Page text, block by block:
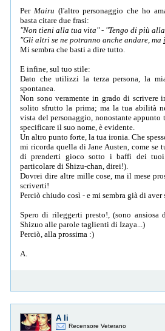
Per Mairu (l'altro personaggio che ho
basta citare due frasi:
"Non tieni alla tua vita" - "Tengo di più
"Gli altri se ne potranno anche andare, ma
Mi sembra che basti a dire tutto.
E infine, sul tuo stile:
Dato che utilizzi la terza persona, la
spontanea.
Non sono veramente in grado di scrivere
solito sfrutto la prima; ma la tua abilità
vista del personaggio, nonostante appunto
specificare il suo nome, è evidente.
Un altro punto forte, la tua ironia. Che
mi ricorda quella di Jane Austen, come se
di prenderti gioco sotto i baffi dei tuoi
particolare di Shizu-chan, direi!).
Dovrei dire altre mille cose, ma il mese
scriverti!
Perciò chiudo così - e mi sembra già di aver
Spero di rileggerti presto!, (sono ansiosa
Shizuo alle parole taglienti di Izaya...)
Perciò, alla prossima :)
A.
A li
Recensore Veterano